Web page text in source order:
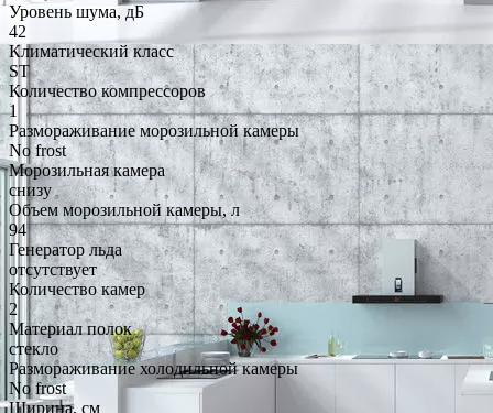
Уровень шума, дБ
42
Климатический класс
ST
Количество компрессоров
1
Размораживание морозильной камеры
No frost
Морозильная камера
снизу
Объем морозильной камеры, л
94
Генератор льда
отсутствует
Количество камер
2
Материал полок
стекло
Размораживание холодильной камеры
No frost
Ширина, см